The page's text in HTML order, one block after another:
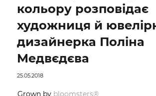
кольору розповідає
художниця й
дизайнерка Поліна
Медвєдєва
25.05.2018
Grown by bloomsters®